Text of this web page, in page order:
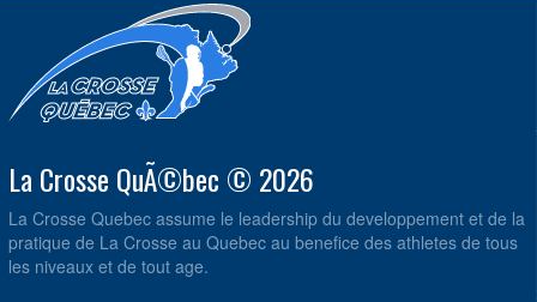
La Crosse QuÃ©bec © 2026
La Crosse Quebec assume le leadership du developpement et de la
pratique de La Crosse au Quebec au benefice des athletes de tous
les niveaux et de tout age.